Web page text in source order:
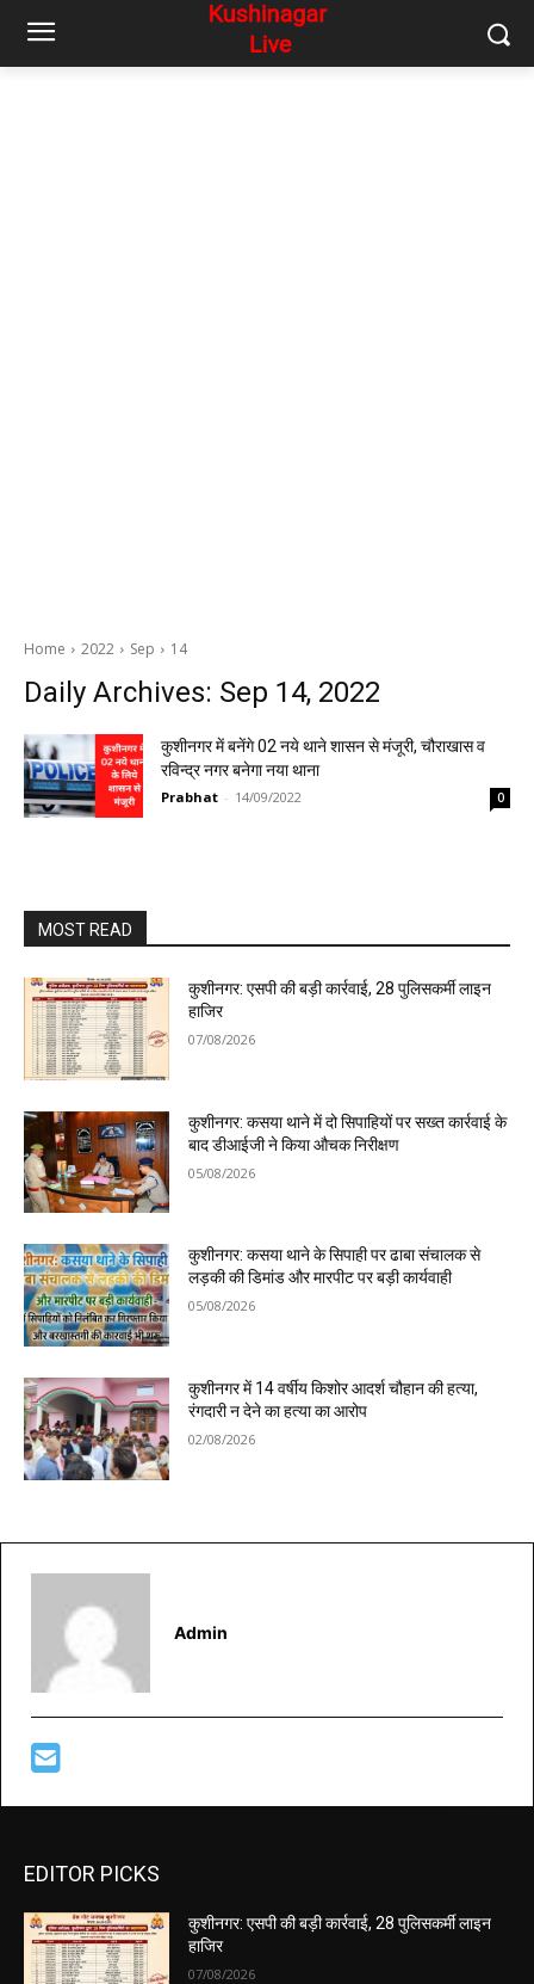
Home 2022 Sep 14
Daily Archives: Sep 14, 2022
कुशीनगर में बनेंगे 02 नये थाने शासन से मंजूरी, चौराखास व
रविन्द्र नगर बनेगा नया थाना
Prabhat - 14/09/2022 0
MOST READ
कुशीनगर: एसपी की बड़ी कार्रवाई, 28 पुलिसकर्मी लाइन
हाजिर
07/08/2026
कुशीनगर: कसया थाने में दो सिपाहियों पर सख्त कार्रवाई के
बाद डीआईजी ने किया औचक निरीक्षण
05/08/2026
कुशीनगर: कसया थाने के सिपाही पर ढाबा संचालक से
लड़की की डिमांड और मारपीट पर बड़ी कार्यवाही
05/08/2026
कुशीनगर में 14 वर्षीय किशोर आदर्श चौहान की हत्या,
रंगदारी न देने का हत्या का आरोप
02/08/2026
Admin
EDITOR PICKS
कुशीनगर: एसपी की बड़ी कार्रवाई, 28 पुलिसकर्मी लाइन
हाजिर
07/08/2026